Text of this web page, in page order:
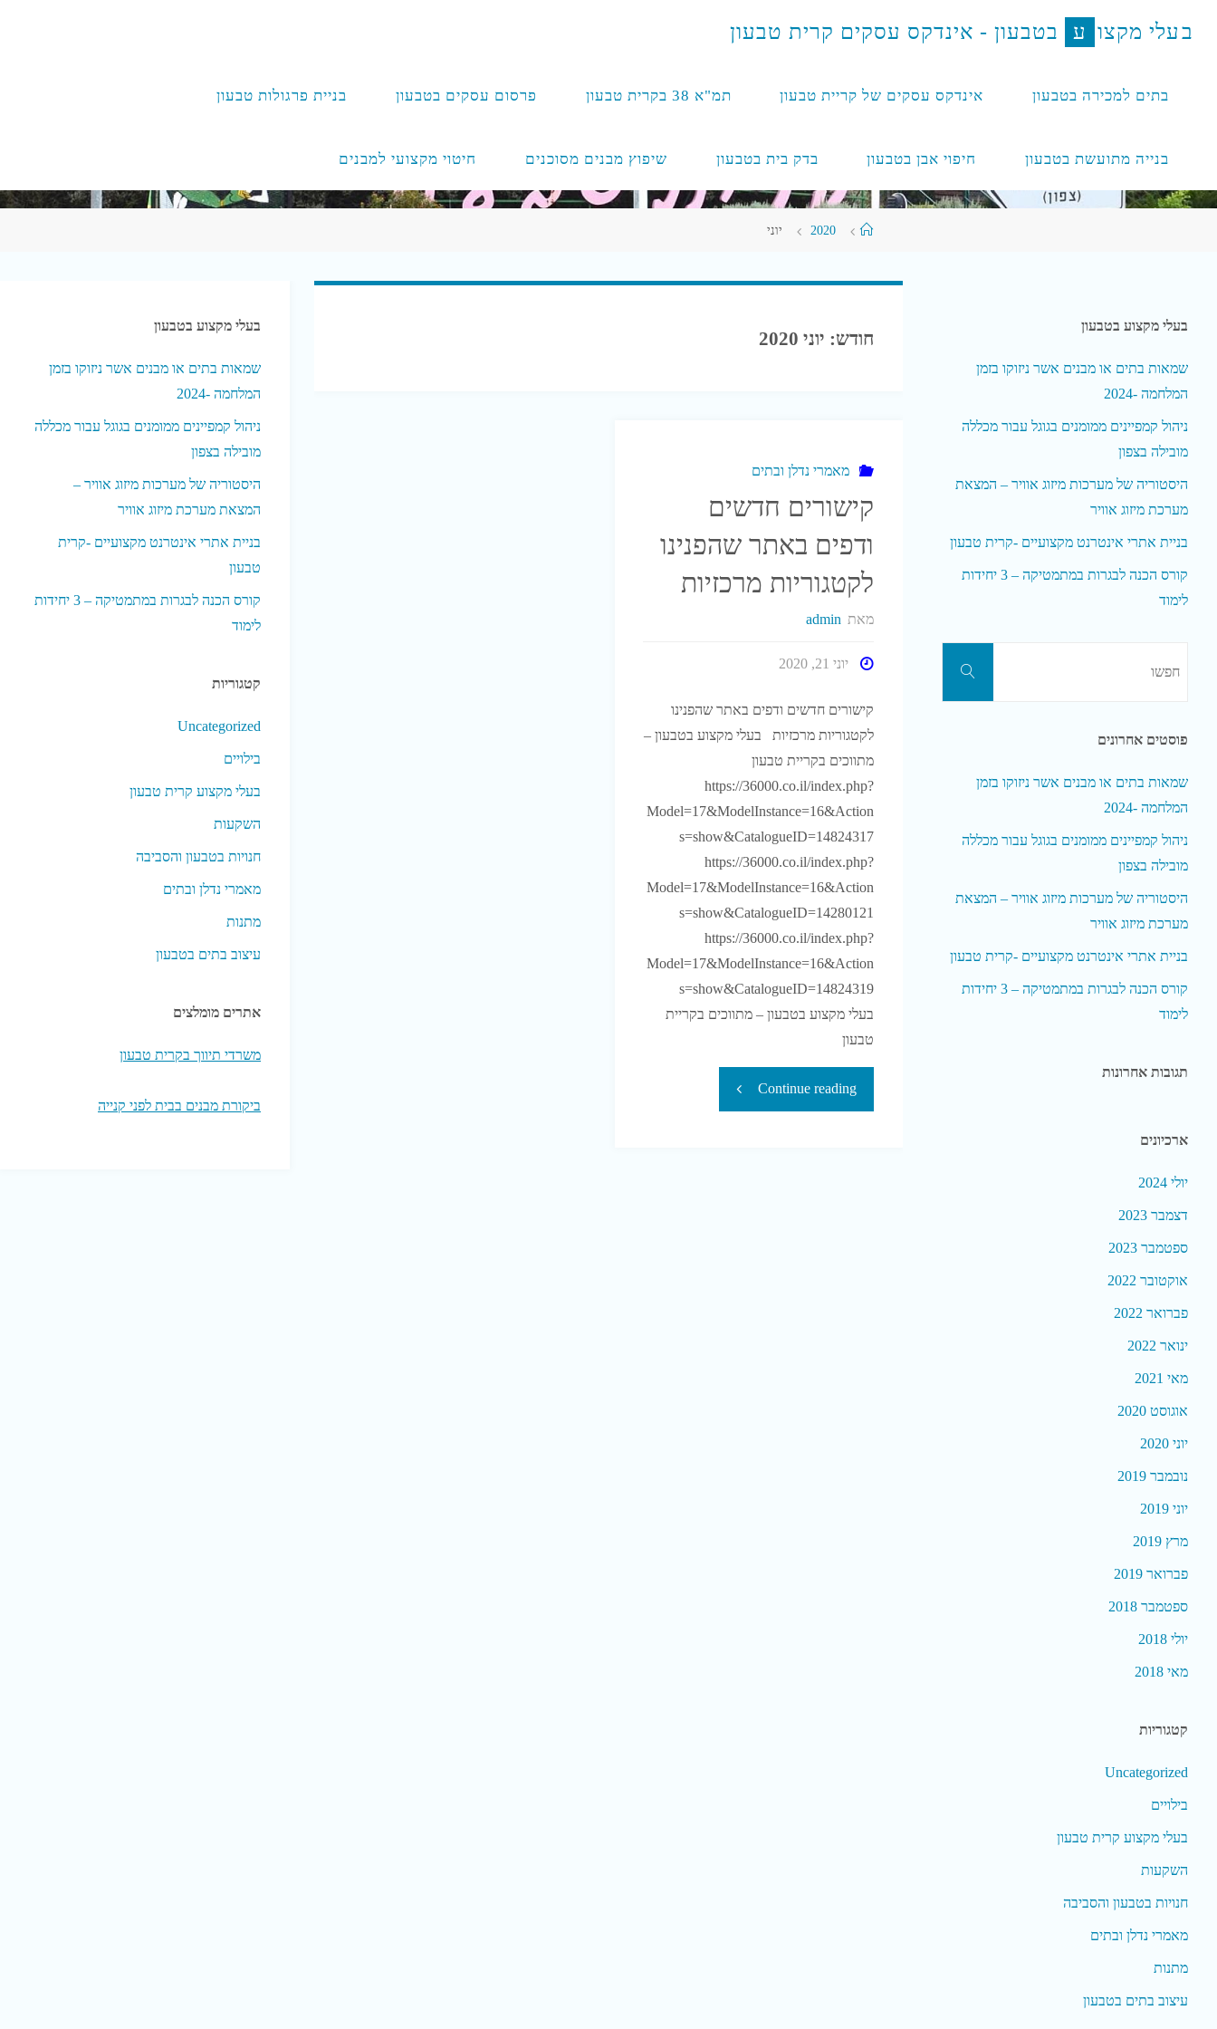
לתוכןבעלי מקצו ע בטבעון - אינדקס עסקים קרית טבעון
בתים למכירה בטבעון אינדקס עסקים של קריית טבעון תמ"א 38 בקרית טבעון פרסום עסקים בטבעון בניית פרגולות טבעון
בנייה מתועשת בטבעון חיפוי אבן בטבעון בדק בית בטבעון שיפוץ מבנים מסוכנים חיטוי מקצועי למבנים
עמוד 2020 יוני
חודש: יוני 2020
מאמרי נדלן ובתים
קישורים חדשים
ודפים באתר שהפנינו
לקטגוריות מרכזיות
מאת admin
יוני 21, 2020
קישורים חדשים ודפים באתר שהפנינו
לקטגוריות מרכזיות בעלי מקצוע בטבעון –
מתווכים בקריית טבעון
https://36000.co.il/index.php?
Model=17&ModelInstance=16&Action
s=show&CatalogueID=14824317
https://36000.co.il/index.php?
Model=17&ModelInstance=16&Action
s=show&CatalogueID=14280121
https://36000.co.il/index.php?
Model=17&ModelInstance=16&Action
s=show&CatalogueID=14824319
בעלי מקצוע בטבעון – מתווכים בקריית
טבעון
Continue reading"קישורים
בעלי מקצוע בטבעון
שמאות בתים או מבנים אשר ניזוקו בזמן
המלחמה -2024
ניהול קמפיינים ממומנים בגוגל עבור מכללה
מובילה בצפון
היסטוריה של מערכות מיזוג אוויר –
המצאת מערכת מיזוג אוויר
בניית אתרי אינטרנט מקצועיים -קרית
טבעון
קורס הכנה לבגרות במתמטיקה – 3 יחידות
לימוד
קטגוריות
Uncategorized
בילויים
בעלי מקצוע קרית טבעון
השקעות
חנויות בטבעון והסביבה
מאמרי נדלן ובתים
מתנות
עיצוב בתים בטבעון
אתרים מומלצים
משרדי תיווך בקרית טבעון
ביקורת מבנים בבית לפני קנייה
בעלי מקצוע בטבעון
שמאות בתים או מבנים אשר ניזוקו בזמן
המלחמה -2024
ניהול קמפיינים ממומנים בגוגל עבור מכללה
מובילה בצפון
היסטוריה של מערכות מיזוג אוויר – המצאת
מערכת מיזוג אוויר
בניית אתרי אינטרנט מקצועיים -קרית טבעון
קורס הכנה לבגרות במתמטיקה – 3 יחידות
לימוד
חפשו
פוסטים אחרונים
שמאות בתים או מבנים אשר ניזוקו בזמן
המלחמה -2024
ניהול קמפיינים ממומנים בגוגל עבור מכללה
מובילה בצפון
היסטוריה של מערכות מיזוג אוויר – המצאת
מערכת מיזוג אוויר
בניית אתרי אינטרנט מקצועיים -קרית טבעון
קורס הכנה לבגרות במתמטיקה – 3 יחידות
לימוד
תגובות אחרונות
ארכיונים
יולי 2024
דצמבר 2023
ספטמבר 2023
אוקטובר 2022
פברואר 2022
ינואר 2022
מאי 2021
אוגוסט 2020
יוני 2020
נובמבר 2019
יוני 2019
מרץ 2019
פברואר 2019
ספטמבר 2018
יולי 2018
מאי 2018
קטגוריות
Uncategorized
בילויים
בעלי מקצוע קרית טבעון
השקעות
חנויות בטבעון והסביבה
מאמרי נדלן ובתים
מתנות
עיצוב בתים בטבעון